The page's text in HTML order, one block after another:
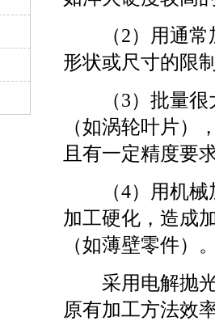
（2）用通常加
形状或尺寸的限
（3）批量很大
（如涡轮叶片）
且有一定精度要
（4）用机械加
加工硬化，造成
（如薄壁零件）
采用电解抛光
原有加工方法效